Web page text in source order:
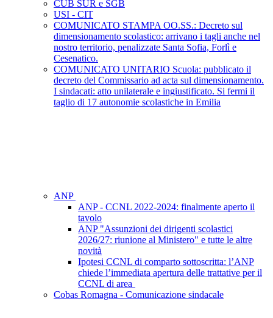
CUB SUR e SGB
USI - CIT
COMUNICATO STAMPA OO.SS.: Decreto sul
dimensionamento scolastico: arrivano i tagli anche nel
nostro territorio, penalizzate Santa Sofia, Forlì e
Cesenatico.
COMUNICATO UNITARIO Scuola: pubblicato il
decreto del Commissario ad acta sul dimensionamento.
I sindacati: atto unilaterale e ingiustificato. Si fermi il
taglio di 17 autonomie scolastiche in Emilia
ANP
ANP - CCNL 2022-2024: finalmente aperto il
tavolo
ANP "Assunzioni dei dirigenti scolastici
2026/27: riunione al Ministero" e tutte le altre
novità
Ipotesi CCNL di comparto sottoscritta: l’ANP
chiede l’immediata apertura delle trattative per il
CCNL di area
Cobas Romagna - Comunicazione sindacale